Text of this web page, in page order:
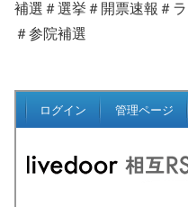
補選＃選挙＃開票速報＃
＃参院補選